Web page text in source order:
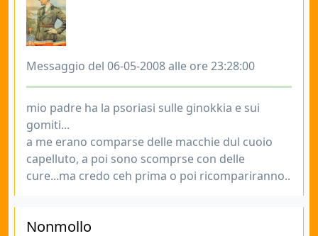
Messaggio del 06-05-2008 alle ore 23:28:00
mio padre ha la psoriasi sulle ginokkia e sui
gomiti...
a me erano comparse delle macchie dul cuoio
capelluto, a poi sono scomprse con delle
cure...ma credo ceh prima o poi ricompariranno..
Nonmollo